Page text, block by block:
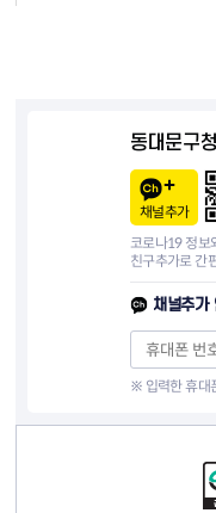
동대문구청
채널추가
코로나19 정보
친구추가로 간
채널추가
※ 입력한 휴대